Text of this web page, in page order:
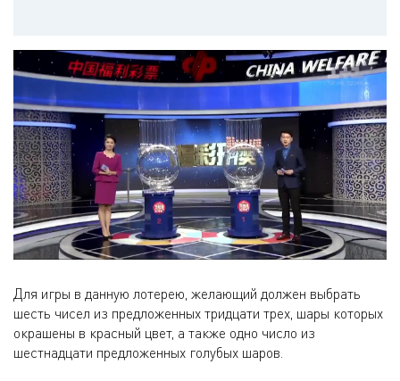
Для игры в данную лотерею, желающий должен выбрать
шесть чисел из предложенных тридцати трех, шары которых
окрашены в красный цвет, а также одно число из
шестнадцати предложенных голубых шаров.